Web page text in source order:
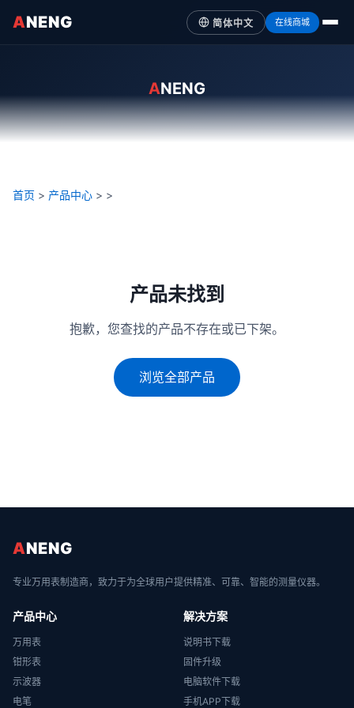
ANENG 简体中文 在线商城
ANENG
首页 > 产品中心 > >
产品未找到
抱歉，您查找的产品不存在或已下架。
浏览全部产品
ANENG
专业万用表制造商，致力于为全球用户提供精准、可靠、智能的测量仪器。
产品中心
万用表
钳形表
示波器
电笔
解决方案
说明书下载
固件升级
电脑软件下载
手机APP下载